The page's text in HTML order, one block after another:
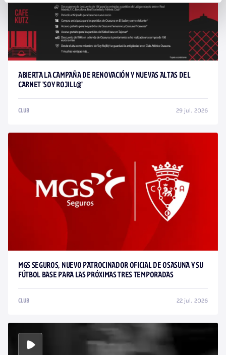
ABIERTA LA CAMPAÑA DE RENOVACIÓN Y NUEVAS ALTAS DEL
CARNET 'SOY ROJILL@'
CLUB 29 jul. 2026
MGS SEGUROS, NUEVO PATROCINADOR OFICIAL DE OSASUNA Y SU
FÚTBOL BASE PARA LAS PRÓXIMAS TRES TEMPORADAS
CLUB 22 jul. 2026